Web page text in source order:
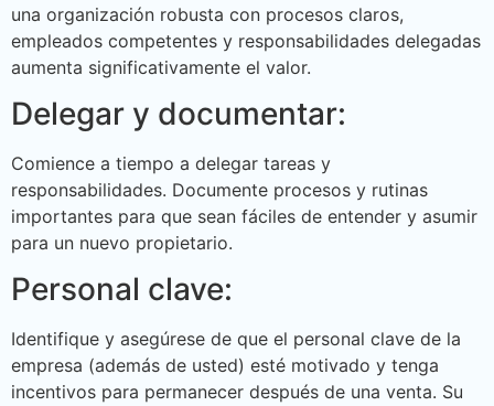
una organización robusta con procesos claros,
empleados competentes y responsabilidades delegadas
aumenta significativamente el valor.
Delegar y documentar:
Comience a tiempo a delegar tareas y
responsabilidades. Documente procesos y rutinas
importantes para que sean fáciles de entender y asumir
para un nuevo propietario.
Personal clave:
Identifique y asegúrese de que el personal clave de la
empresa (además de usted) esté motivado y tenga
incentivos para permanecer después de una venta. Su